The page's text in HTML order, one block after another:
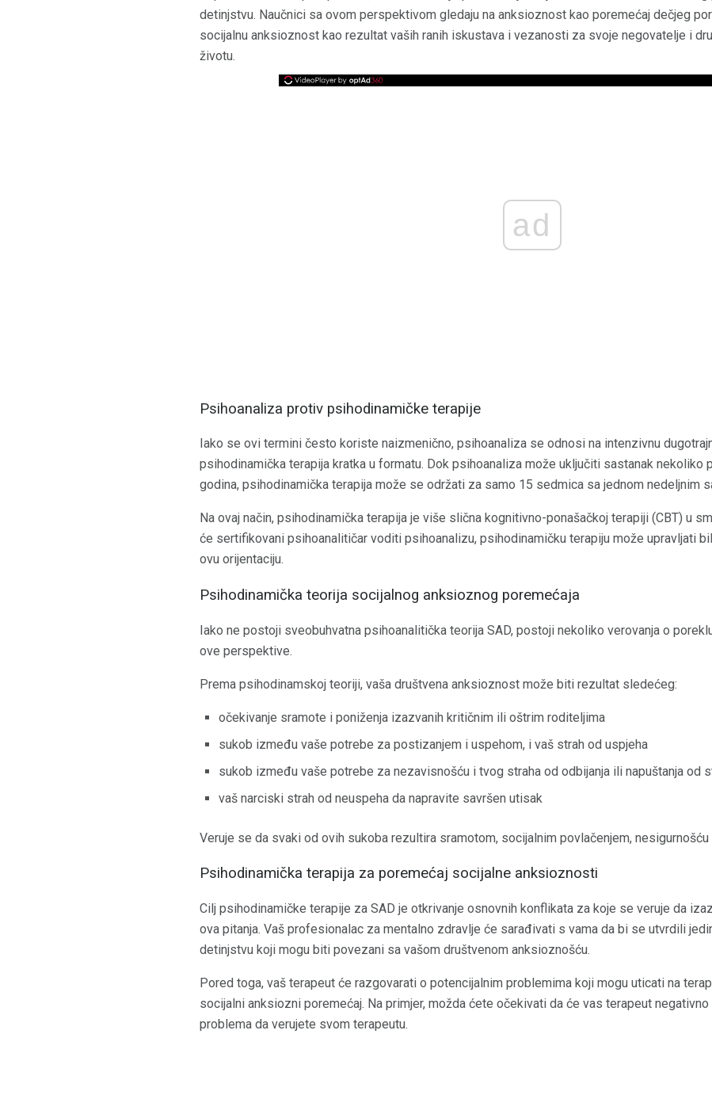
detinjstvu. Naučnici sa ovom perspektivom gledaju na anksioznost kao poremećaj dečjeg
socijalnu anksioznost kao rezultat vaših ranih iskustava i vezanosti za svoje negovatelje i
životu.
ad
Psihoanaliza protiv psihodinamičke terapije
Iako se ovi termini često koriste naizmenično, psihoanaliza se odnosi na intenzivnu
psihodinamička terapija kratka u formatu. Dok psihoanaliza može uključiti sastanak nekoliko
godina, psihodinamička terapija može se održati za samo 15 sedmica sa jednom nedeljnim
Na ovaj način, psihodinamička terapija je više slična kognitivno-ponašačkoj terapiji (CBT) u
će sertifikovani psihoanalitičar voditi psihoanalizu, psihodinamičku terapiju može upravljati
ovu orijentaciju.
Psihodinamička teorija socijalnog anksioznog poremećaja
Iako ne postoji sveobuhvatna psihoanalitička teorija SAD, postoji nekoliko verovanja o
ove perspektive.
Prema psihodinamskoj teoriji, vaša društvena anksioznost može biti rezultat sledećeg:
očekivanje sramote i poniženja izazvanih kritičnim ili oštrim roditeljima
sukob između vaše potrebe za postizanjem i uspehom, i vaš strah od uspjeha
sukob između vaše potrebe za nezavisnošću i tvog straha od odbijanja ili napuštanja od
vaš narciski strah od neuspeha da napravite savršen utisak
Veruje se da svaki od ovih sukoba rezultira sramotom, socijalnim povlačenjem,
Psihodinamička terapija za poremećaj socijalne anksioznosti
Cilj psihodinamičke terapije za SAD je otkrivanje osnovnih konflikata za koje se veruje da
ova pitanja. Vaš profesionalac za mentalno zdravlje će sarađivati ​​s vama da bi se utvrdili
detinjstvu koji mogu biti povezani sa vašom društvenom anksioznošću.
Pored toga, vaš terapeut će razgovarati o potencijalnim problemima koji mogu uticati na
socijalni anksiozni poremećaj. Na primjer, možda ćete očekivati ​​da će vas terapeut
problema da verujete svom terapeutu.